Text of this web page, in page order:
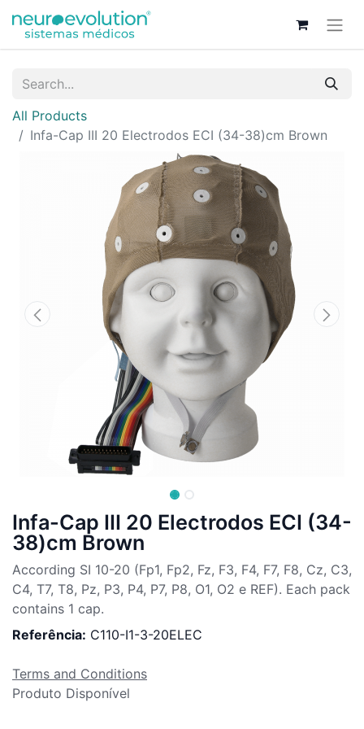
All Products
Infa-Cap III 20 Electrodos ECI (34-38)cm Brown
Infa-Cap III 20 Electrodos ECI (34-
38)cm Brown
According SI 10-20 (Fp1, Fp2, Fz, F3, F4, F7, F8, Cz, C3,
C4, T7, T8, Pz, P3, P4, P7, P8, O1, O2 e REF). Each pack
contains 1 cap.
Referência: C110-I1-3-20ELEC
Terms and Conditions
Produto Disponível